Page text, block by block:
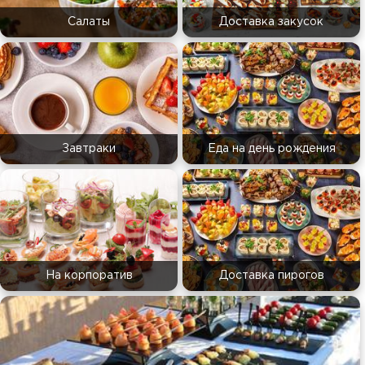
Салаты Доставка закусок
Завтраки Еда на день рождения
На корпоратив Доставка пирогов